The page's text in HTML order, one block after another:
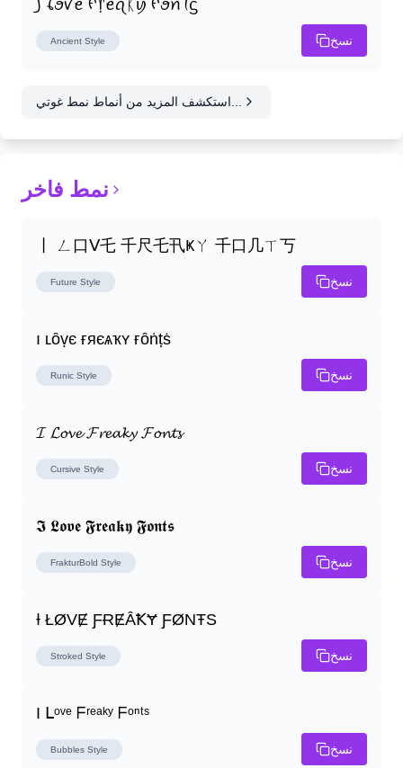
꠸ ꪶꪮꪜꫀ ᠻ᥅ꫀꪖᛕꪗ ᠻꪮꪀꪻᦓ
Ancient Style نسخ
نمط فاخر
丨 ㄥ口ᐯ乇 千尺乇卂Ҝㄚ 千口几ㄒ丂
Future Style نسخ
ı ʟȏṿє ғяєѧҡʏ ғȏṅṭṡ
Runic Style نسخ
𝓘 𝓛𝓸𝓿𝓮 𝓕𝓻𝓮𝓪𝓴𝔂 𝓕𝓸𝓷𝓽𝓼
Cursive Style نسخ
𝕴 𝕷𝖔𝖛𝖊 𝕱𝖗𝖊𝖆𝖐𝖞 𝕱𝖔𝖓𝖙𝖘
FrakturBold Style نسخ
Ɨ ŁØVɆ ƑɌɆȂꝀɎ ƑØNŦS
Stroked Style نسخ
I ᒪᵒᵛᵉ ᖴʳᵉᵃᵏʸ ᖴᵒⁿᵗˢ
Bubbles Style نسخ